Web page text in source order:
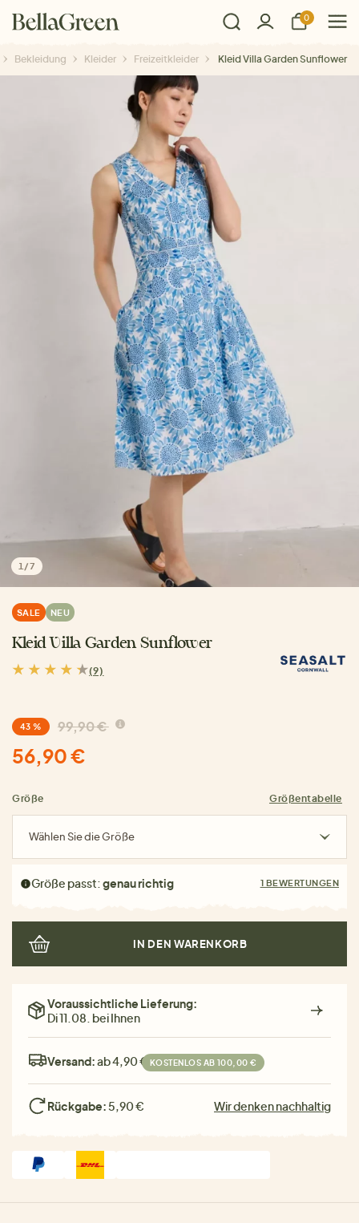
0
Bekleidung Kleider Freizeitkleider Kleid Villa Garden Sunflower
1 /7
SALE NEU
Kleid Villa Garden Sunflower
(9)
43 % 99,90 €
56,90 €
Größe Größentabelle
Wählen Sie die Größe
Größe passt:genau richtig 1 BEWERTUNGEN
IN DEN WARENKORB
Voraussichtliche Lieferung:
Di 11.08. bei Ihnen
Versand:ab 4,90 € KOSTENLOS AB 100,00 €
Rückgabe: 5,90 € Wir denken nachhaltig